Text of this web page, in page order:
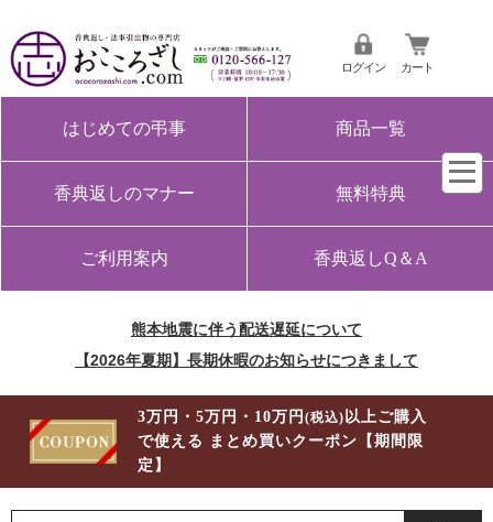
ログイン カート
はじめての弔事 商品一覧
香典返しのマナー 無料特典
ご利用案内 香典返しQ＆A
熊本地震に伴う配送遅延について
【2026年夏期】長期休暇のお知らせにつきまして
3万円・5万円・10万円(税込) 以上ご購入
で使える まとめ買いクーポン【期間限
定】